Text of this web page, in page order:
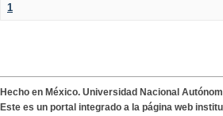
1
Hecho en México. Universidad Nacional
Este es un portal integrado a la página web